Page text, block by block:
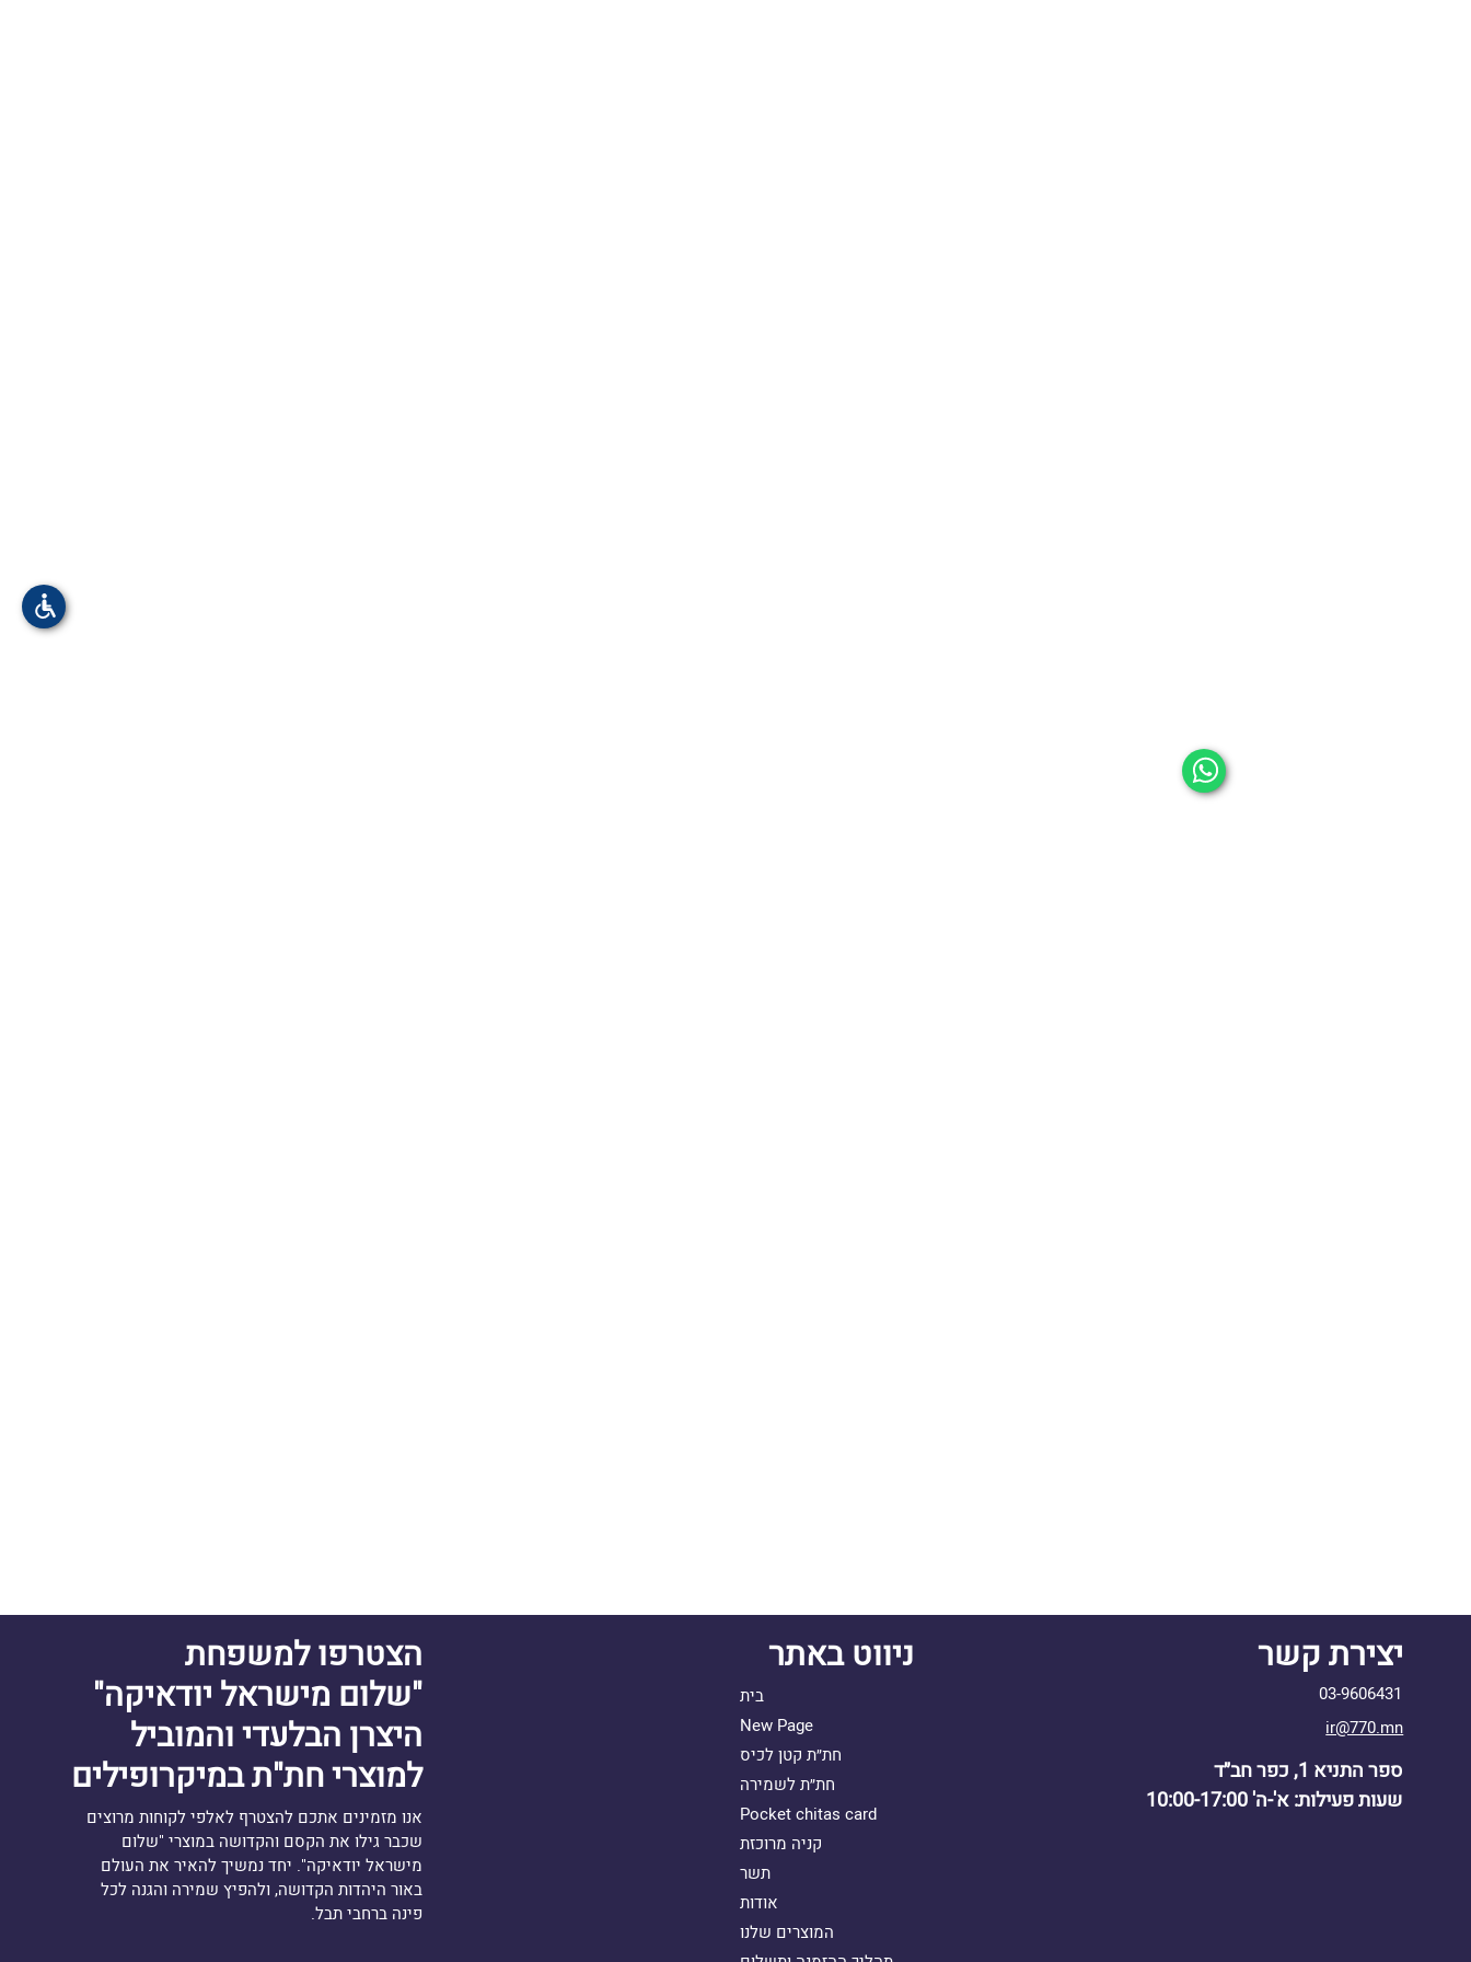
הצטרפו למשפחת
"שלום מישראל יודאיקה"
היצרן הבלעדי והמוביל
למוצרי חת"ת במיקרופילים
אנו מזמינים אתכם להצטרף לאלפי לקוחות מרוצים
שכבר גילו את הקסם והקדושה במוצרי "שלום
מישראל יודאיקה". יחד נמשיך להאיר את העולם
באור היהדות הקדושה, ולהפיץ שמירה והגנה לכל
פינה ברחבי תבל.
ניווט באתר
בית
New Page
חת״ת קטן לכיס
חת״ת לשמירה
Pocket chitas card
קניה מרוכזת
תשר
אודות
המוצרים שלנו
יצירת קשר
03-9606431
ir@770.mn
ספר התניא 1, כפר חב״ד
שעות פעילות: א'-ה' 10:00-17:00